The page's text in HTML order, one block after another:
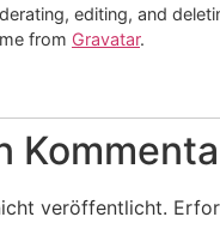
editing, and
from Gravatar.
veröffentlicht.